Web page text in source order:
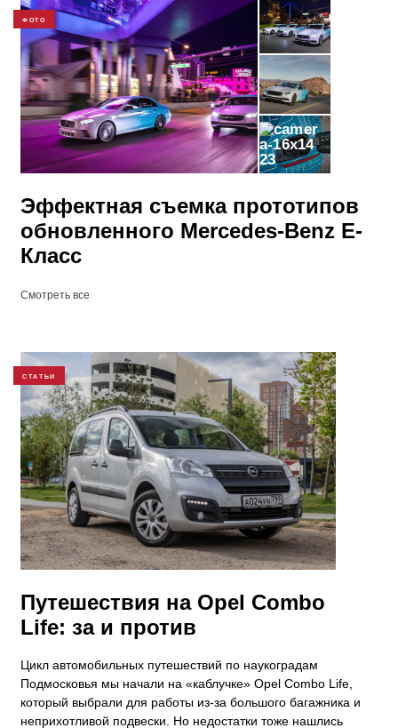
ФОТО
23
Эффектная съемка прототипов
обновленного Mercedes-Benz E-
Класс
Смотреть все
СТАТЬИ
Путешествия на Opel Combo
Life: за и против
Цикл автомобильных путешествий по наукоградам
Подмосковья мы начали на «каблучке» Opel Combo Life,
который выбрали для работы из-за большого багажника и
неприхотливой подвески. Но недостатки тоже нашлись